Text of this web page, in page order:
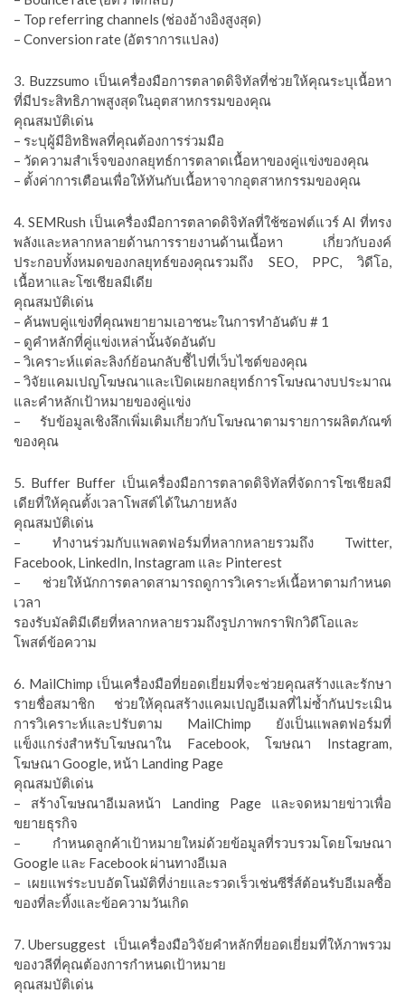
– Top referring channels (ช่องอ้างอิงสูงสุด)
– Conversion rate (อัตราการแปลง)
3. Buzzsumo เป็นเครื่องมือการตลาดดิจิทัลที่ช่วยให้คุณระบุเนื้อหา
ที่มีประสิทธิภาพสูงสุดในอุตสาหกรรมของคุณ
คุณสมบัติเด่น
– ระบุผู้มีอิทธิพลที่คุณต้องการร่วมมือ
– วัดความสำเร็จของกลยุทธ์การตลาดเนื้อหาของคู่แข่งของคุณ
– ตั้งค่าการเตือนเพื่อให้ทันกับเนื้อหาจากอุตสาหกรรมของคุณ
4. SEMRush เป็นเครื่องมือการตลาดดิจิทัลที่ใช้ซอฟต์แวร์ AI ที่ทรง
พลังและหลากหลายด้านการรายงานด้านเนื้อหา เกี่ยวกับองค์
ประกอบทั้งหมดของกลยุทธ์ของคุณรวมถึง SEO, PPC, วิดีโอ,
เนื้อหาและโซเชียลมีเดีย
คุณสมบัติเด่น
– ค้นพบคู่แข่งที่คุณพยายามเอาชนะในการทำอันดับ # 1
– ดูคำหลักที่คู่แข่งเหล่านั้นจัดอันดับ
– วิเคราะห์แต่ละลิงก์ย้อนกลับชี้ไปที่เว็บไซต์ของคุณ
– วิจัยแคมเปญโฆษณาและเปิดเผยกลยุทธ์การโฆษณางบประมาณ
และคำหลักเป้าหมายของคู่แข่ง
– รับข้อมูลเชิงลึกเพิ่มเติมเกี่ยวกับโฆษณาตามรายการผลิตภัณฑ์
ของคุณ
5. Buffer Buffer เป็นเครื่องมือการตลาดดิจิทัลที่จัดการโซเชียลมี
เดียที่ให้คุณตั้งเวลาโพสต์ได้ในภายหลัง
คุณสมบัติเด่น
– ทำงานร่วมกับแพลตฟอร์มที่หลากหลายรวมถึง Twitter,
Facebook, LinkedIn, Instagram และ Pinterest
– ช่วยให้นักการตลาดสามารถดูการวิเคราะห์เนื้อหาตามกำหนด
เวลา
รองรับมัลติมีเดียที่หลากหลายรวมถึงรูปภาพกราฟิกวิดีโอและ
โพสต์ข้อความ
6. MailChimp เป็นเครื่องมือที่ยอดเยี่ยมที่จะช่วยคุณสร้างและรักษา
รายชื่อสมาชิก ช่วยให้คุณสร้างแคมเปญอีเมลที่ไม่ซ้ำกันประเมิน
การวิเคราะห์และปรับตาม MailChimp ยังเป็นแพลตฟอร์มที่
แข็งแกร่งสำหรับโฆษณาใน Facebook, โฆษณา Instagram,
โฆษณา Google, หน้า Landing Page
คุณสมบัติเด่น
– สร้างโฆษณาอีเมลหน้า Landing Page และจดหมายข่าวเพื่อ
ขยายธุรกิจ
– กำหนดลูกค้าเป้าหมายใหม่ด้วยข้อมูลที่รวบรวมโดยโฆษณา
Google และ Facebook ผ่านทางอีเมล
– เผยแพร่ระบบอัตโนมัติที่ง่ายและรวดเร็วเช่นซีรี่ส์ต้อนรับอีเมลซื้อ
ของที่ละทิ้งและข้อความวันเกิด
7. Ubersuggest เป็นเครื่องมือวิจัยคำหลักที่ยอดเยี่ยมที่ให้ภาพรวม
ของวลีที่คุณต้องการกำหนดเป้าหมาย
คุณสมบัติเด่น